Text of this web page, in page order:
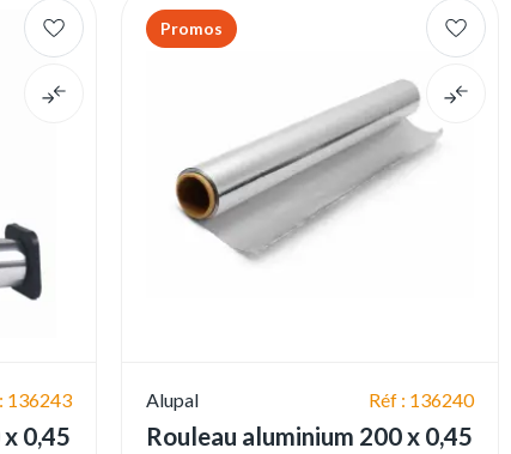
136243
0,45
Promos
Alupal Réf : 136240
Rouleau aluminium 200 x 0,45